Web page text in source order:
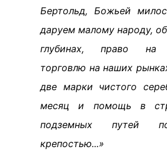
Бертольд, Божьей
даруем малому народу,
глубинах, право на
торговлю на наших
две марки чистого
месяц и помощь в
подземных путей
крепостью...»